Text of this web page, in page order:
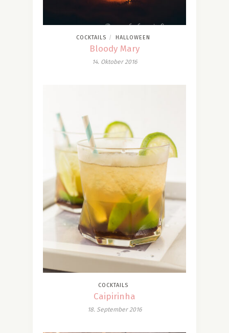
COCKTAILS / HALLOWEEN
Bloody Mary
14. Oktober 2016
COCKTAILS
Caipirinha
18. September 2016